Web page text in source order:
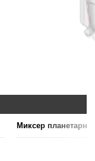
Миксер